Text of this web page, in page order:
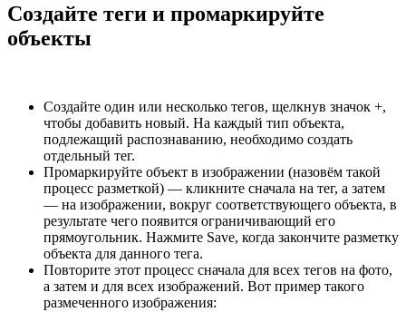
Создайте теги и промаркируйте
объекты
Создайте один или несколько тегов, щелкнув значок +,
чтобы добавить новый. На каждый тип объекта,
подлежащий распознаванию, необходимо создать
отдельный тег.
Промаркируйте объект в изображении (назовём такой
процесс разметкой) — кликните сначала на тег, а затем
— на изображении, вокруг соответствующего объекта, в
результате чего появится ограничивающий его
прямоугольник. Нажмите Save, когда закончите разметку
объекта для данного тега.
Повторите этот процесс сначала для всех тегов на фото,
а затем и для всех изображений. Вот пример такого
размеченного изображения: